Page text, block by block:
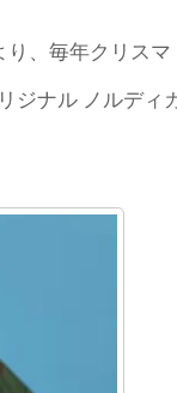
、毎年クリスマ
ジナル ノルディ